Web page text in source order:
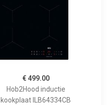
€ 499.00
Hob2Hood inductie
kookplaat ILB64334CB